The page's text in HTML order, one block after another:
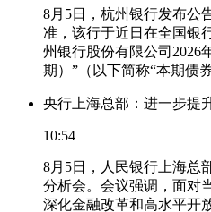
8月5日，杭州银行发布公
准，该行于近日在全国银
州银行股份有限公司2026
期）”（以下简称“本期债券
央行上海总部：进一步提
10:54
8月5日，人民银行上海总
分析会。会议强调，面对
深化金融改革和高水平开